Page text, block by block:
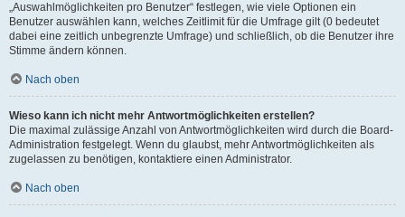
„Auswahlmöglichkeiten pro Benutzer“ festlegen, wie viele Optionen ein
Benutzer auswählen kann, welches Zeitlimit für die Umfrage gilt (0 bedeutet
dabei eine zeitlich unbegrenzte Umfrage) und schließlich, ob die Benutzer ihre
Stimme ändern können.
Nach oben
Wieso kann ich nicht mehr Antwortmöglichkeiten erstellen?
Die maximal zulässige Anzahl von Antwortmöglichkeiten wird durch die Board-
Administration festgelegt. Wenn du glaubst, mehr Antwortmöglichkeiten als
zugelassen zu benötigen, kontaktiere einen Administrator.
Nach oben